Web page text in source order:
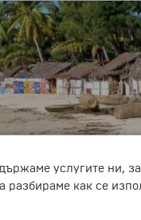
услугите ни,
разбираме как се